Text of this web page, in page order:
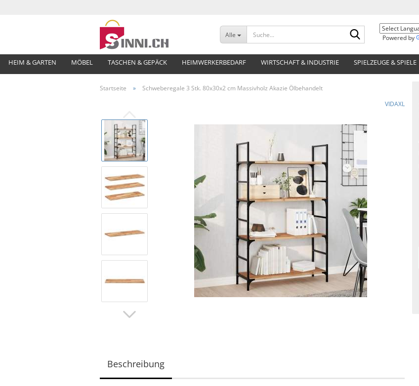
Alle
Suche...
Powered by
HEIM & GARTEN MÖBEL TASCHEN & GEPÄCK HEIMWERKERBEDARF WIRTSCHAFT & INDUSTRIE SPIELZEUGE & SPIELE
Startseite »
Schweberegale 3 Stk. 80x30x2 cm Massivholz Akazie Ölbehandelt
VIDAXL
Beschreibung